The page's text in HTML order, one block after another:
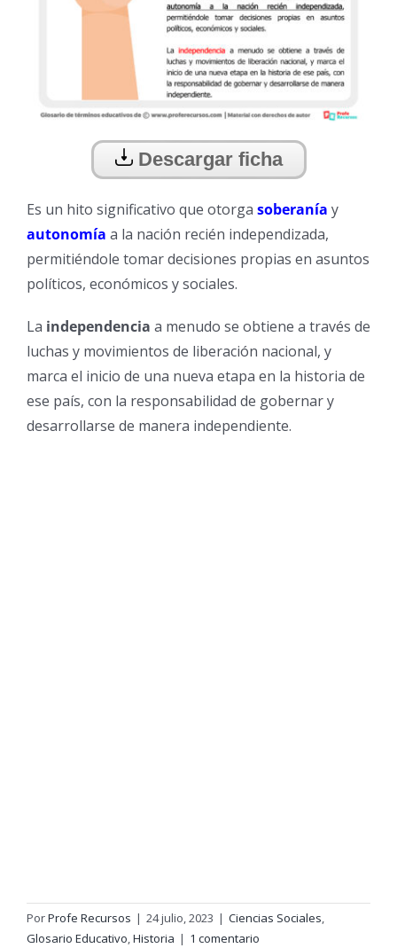
Descargar ficha
Es un hito significativo que otorga soberanía y
autonomía a la nación recién independizada,
permitiéndole tomar decisiones propias en asuntos
políticos, económicos y sociales.
La independencia a menudo se obtiene a través de
luchas y movimientos de liberación nacional, y
marca el inicio de una nueva etapa en la historia de
ese país, con la responsabilidad de gobernar y
desarrollarse de manera independiente.
PorProfe Recursos | 24 julio, 2023 | Ciencias Sociales,
Glosario Educativo,Historia | 1 comentario